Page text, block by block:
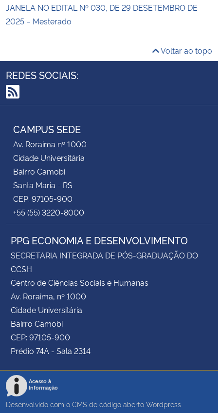
JANELA NO EDITAL Nº 030, DE 29 DESETEMBRO DE
2025 – Mesterado
Voltar ao topo
REDES SOCIAIS:
RSS
CAMPUS SEDE
Av. Roraima nº 1000
Cidade Universitária
Bairro Camobi
Santa Maria - RS
CEP: 97105-900
+55 (55) 3220-8000
PPG ECONOMIA E DESENVOLVIMENTO
SECRETARIA INTEGRADA DE PÓS-GRADUAÇÃO DO
CCSH
Centro de Ciências Sociais e Humanas
Av. Roraima, nº 1000
Cidade Universitária
Bairro Camobi
CEP: 97105-900
Prédio 74A - Sala 2314
Acesso à
Informação
Desenvolvido com o CMS de código aberto Wordpress